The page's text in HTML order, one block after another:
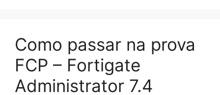
Como passar na prova
FCP – Fortigate
Administrator 7.4